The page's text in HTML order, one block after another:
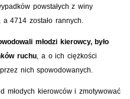
powstałych z winy
4714 zostało rannych.
młodzi kierowcy, było
ruchu, a o ich ciężkości
nich spowodowanych.
młodych kierowców i zmotywować